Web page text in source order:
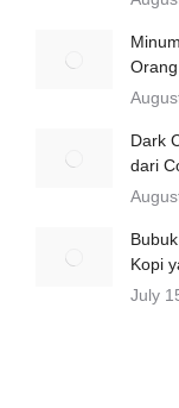
Dark
dari
Kopi
July